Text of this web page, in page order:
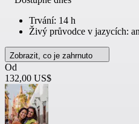
Trvání: 14 h
Živý průvodce v jazycích:
Zobrazit, co je zahrnuto
Od
132,00 US$